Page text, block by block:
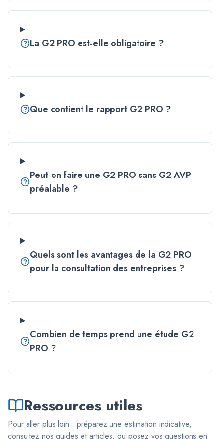
La G2 PRO est-elle obligatoire ?
Que contient le rapport G2 PRO ?
Peut-on faire une G2 PRO sans G2 AVP
préalable ?
Quels sont les avantages de la G2 PRO
pour la consultation des entreprises ?
Combien de temps prend une étude G2
PRO ?
Ressources utiles
Pour aller plus loin : préparez une estimation indicative,
consultez nos guides et articles, ou posez vos questions en